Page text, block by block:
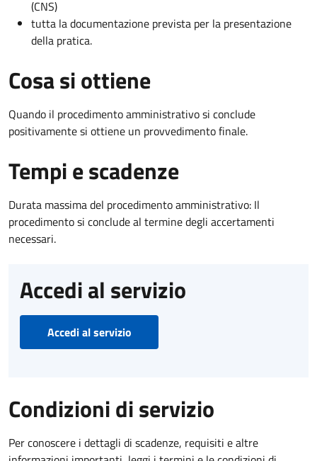
(CNS)
tutta la documentazione prevista per la presentazione
della pratica.
Cosa si ottiene
Quando il procedimento amministrativo si conclude
positivamente si ottiene un provvedimento finale.
Tempi e scadenze
Durata massima del procedimento amministrativo: Il
procedimento si conclude al termine degli accertamenti
necessari.
Accedi al servizio
Accedi al servizio
Condizioni di servizio
Per conoscere i dettagli di scadenze, requisiti e altre